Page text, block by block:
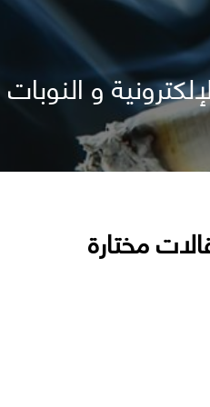
مختارة